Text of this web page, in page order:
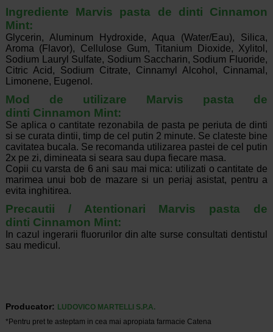
Ingrediente Marvis pasta de dinti Cinnamon
Mint:
Glycerin, Aluminum Hydroxide, Aqua (Water/Eau), Silica,
Aroma (Flavor), Cellulose Gum, Titanium Dioxide, Xylitol,
Sodium Lauryl Sulfate, Sodium Saccharin, Sodium Fluoride,
Citric Acid, Sodium Citrate, Cinnamyl Alcohol, Cinnamal,
Limonene, Eugenol.
Mod de utilizare Marvis pasta de
dinti Cinnamon Mint:
Se aplica o cantitate rezonabila de pasta pe periuta de dinti
si se curata dintii, timp de cel putin 2 minute. Se clateste bine
cavitatea bucala. Se recomanda utilizarea pastei de cel putin
2x pe zi, dimineata si seara sau dupa fiecare masa.
Copii cu varsta de 6 ani sau mai mica: utilizati o cantitate de
marimea unui bob de mazare si un periaj asistat, pentru a
evita inghitirea.
Precautii / Atentionari Marvis pasta de
dinti Cinnamon Mint:
In cazul ingerarii fluorurilor din alte surse consultati dentistul
sau medicul.
Producator:
LUDOVICO MARTELLI S.P.A.
*Pentru pret te asteptam in cea mai apropiata farmacie Catena